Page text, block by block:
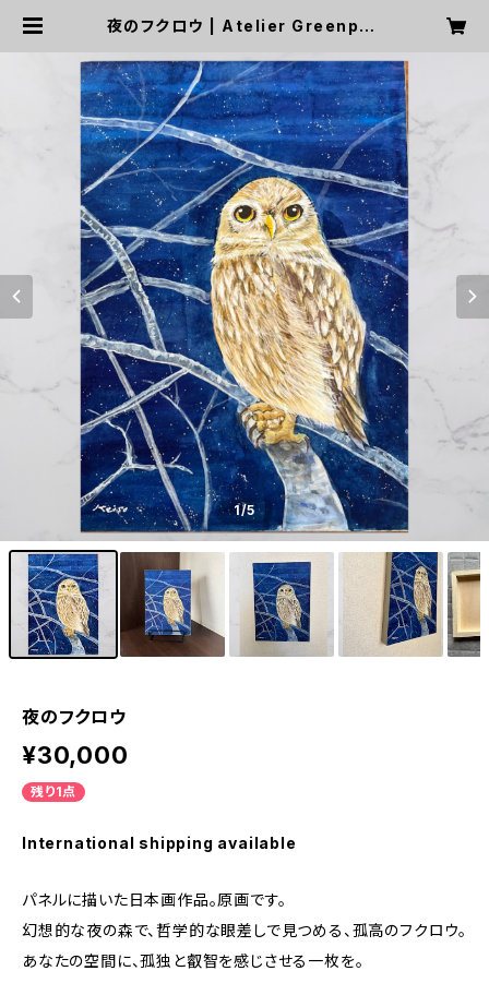
夜のフクロウ | Atelier Greenpau
1/5
夜のフクロウ
¥30,000
残り1点
International shipping available
パネルに描いた日本画作品。原画です。
幻想的な夜の森で、哲学的な眼差しで見つめる、孤高のフクロウ。
あなたの空間に、孤独と叡智を感じさせる一枚を。